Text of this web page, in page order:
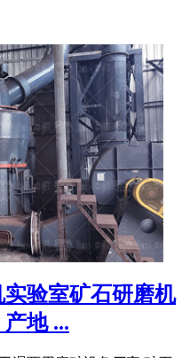
验室矿石研磨机
地 ...